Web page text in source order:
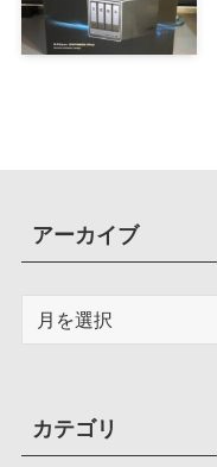
アーカイブ
ブカテゴリ